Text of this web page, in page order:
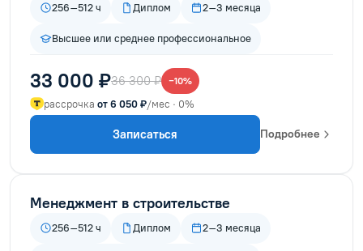
256–512 ч Диплом 2–3 месяца
Высшее или среднее профессиональное
33 000 ₽36 300 ₽ −10%
рассрочка от 6 050 ₽/мес · 0%
Записаться Подробнее
Менеджмент в строительстве
256–512 ч Диплом 2–3 месяца